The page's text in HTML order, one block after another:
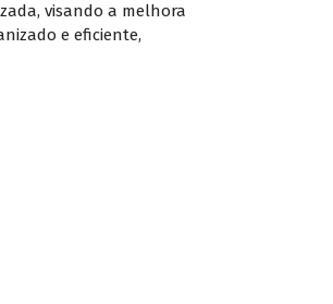
visando a melhora
e eficiente,